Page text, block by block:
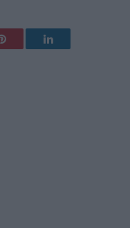
Pinterest LinkedIn